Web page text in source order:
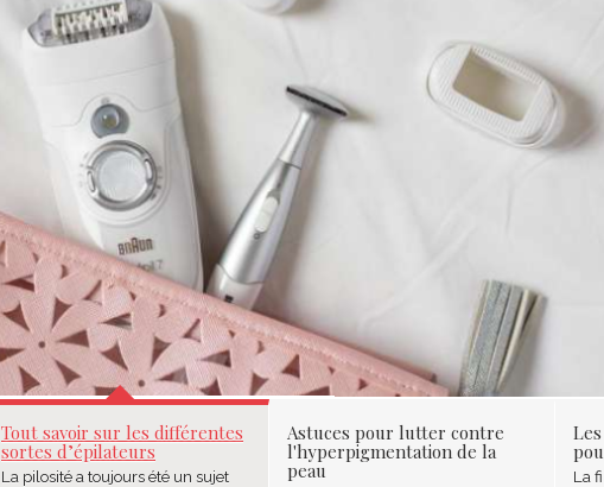
Tout savoir sur les différentes
sortes d’épilateurs
La pilosité a toujours été un sujet
Astuces pour lutter contre
l'hyperpigmentation de la
peau
La